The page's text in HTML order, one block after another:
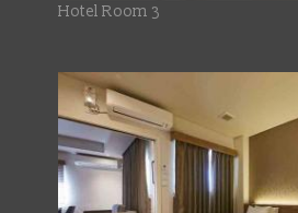
Hotel Room 3